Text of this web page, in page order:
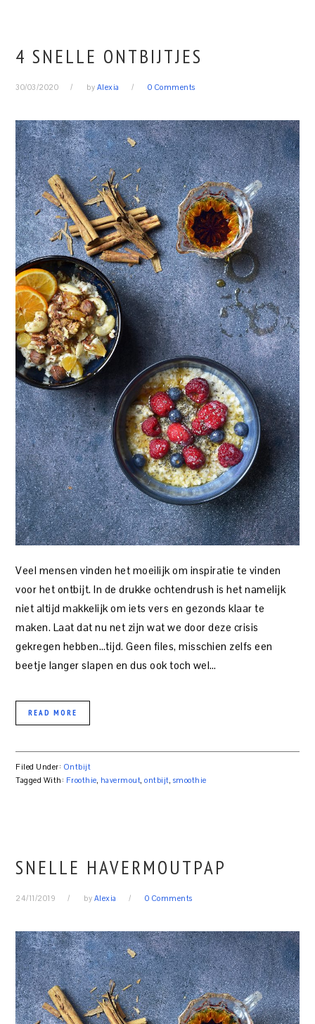
4 SNELLE ONTBIJTJES
30/03/2020 by Alexia 0 Comments
Veel mensen vinden het moeilijk om inspiratie te vinden
voor het ontbijt. In de drukke ochtendrush is het namelijk
niet altijd makkelijk om iets vers en gezonds klaar te
maken. Laat dat nu net zijn wat we door deze crisis
gekregen hebben…tijd. Geen files, misschien zelfs een
beetje langer slapen en dus ook toch wel…
READ MORE
Filed Under: Ontbijt
Tagged With: Froothie, havermout,ontbijt, smoothie
SNELLE HAVERMOUTPAP
24/11/2019 by Alexia 0 Comments